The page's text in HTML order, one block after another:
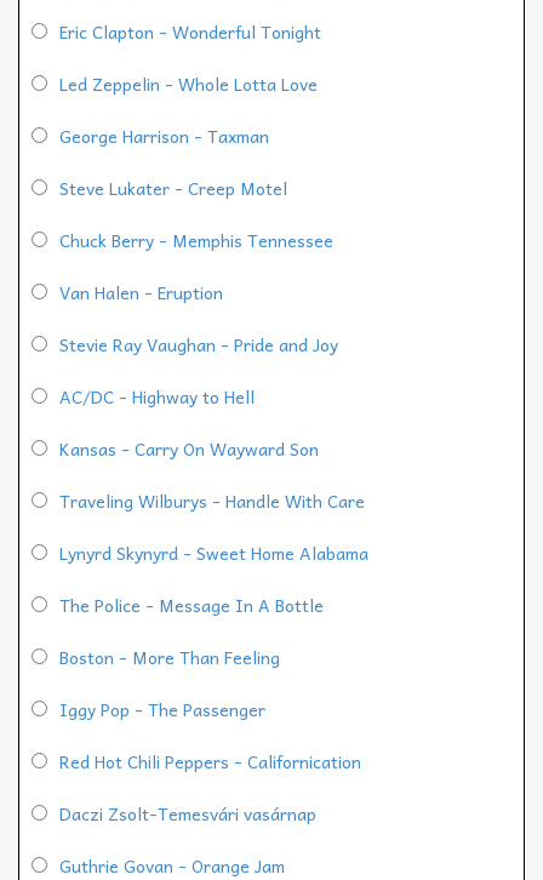
Eric Clapton - Wonderful Tonight
Led Zeppelin - Whole Lotta Love
George Harrison - Taxman
Steve Lukater - Creep Motel
Chuck Berry - Memphis Tennessee
Van Halen - Eruption
Stevie Ray Vaughan - Pride and Joy
AC/DC - Highway to Hell
Kansas - Carry On Wayward Son
Traveling Wilburys - Handle With Care
Lynyrd Skynyrd - Sweet Home Alabama
The Police - Message In A Bottle
Boston - More Than Feeling
Iggy Pop - The Passenger
Red Hot Chili Peppers - Californication
Daczi Zsolt-Temesvári vasárnap
Guthrie Govan - Orange Jam